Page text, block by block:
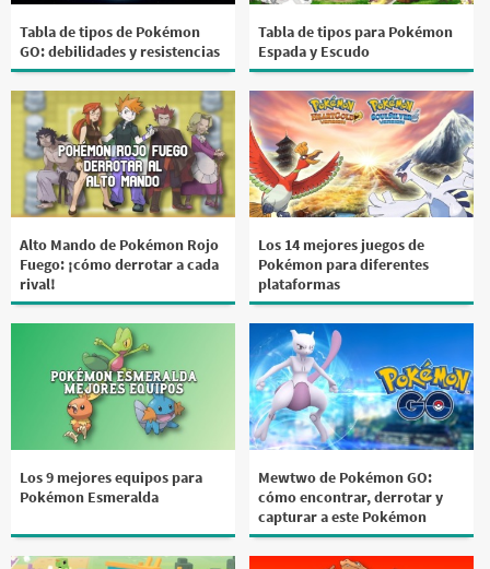
Tabla de tipos de Pokémon
GO: debilidades y resistencias
Tabla de tipos para Pokémon
Espada y Escudo
Alto Mando de Pokémon Rojo
Fuego: ¡cómo derrotar a cada
rival!
Los 14 mejores juegos de
Pokémon para diferentes
plataformas
Los 9 mejores equipos para
Pokémon Esmeralda
Mewtwo de Pokémon GO:
cómo encontrar, derrotar y
capturar a este Pokémon